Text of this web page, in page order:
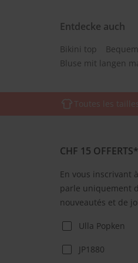
Entdecke auch
Bikini top
Bluse mit langen
Toutes les
CHF 15 OFFERTS*
En vous inscrivant
parle uniquement
nouveautés et de
Ulla Popken
JP1880